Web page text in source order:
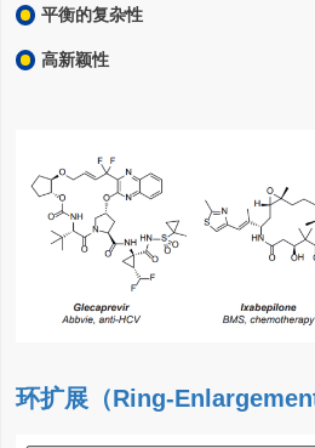
平衡的复杂性
高新颖性
环扩展（Ring-